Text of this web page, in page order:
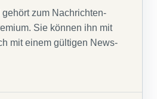
zum Nachrichten-
Sie können ihn mit
mit einem gültigen News-